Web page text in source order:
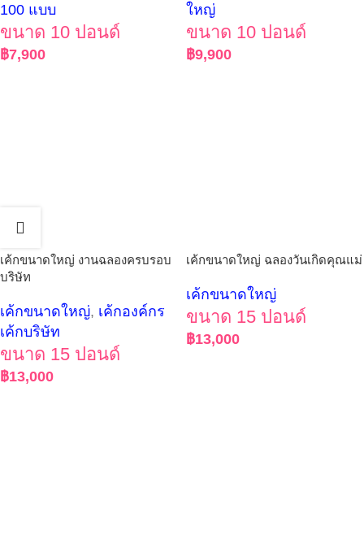
100 แบบ
ขนาด 10 ปอนด์
฿7,900
ใหญ่
ขนาด 10 ปอนด์
฿9,900
เค้กขนาดใหญ่ งานฉลองครบรอบ
บริษัท
เค้กขนาดใหญ่, เค้กองค์กร
เค้กบริษัท
ขนาด 15 ปอนด์
฿13,000
เค้กขนาดใหญ่ ฉลองวันเกิดคุณแม่
เค้กขนาดใหญ่
ขนาด 15 ปอนด์
฿13,000